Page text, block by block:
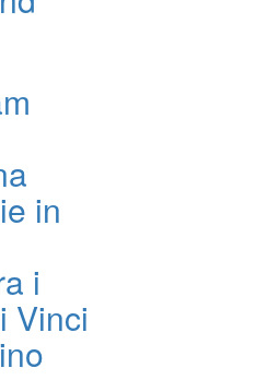
in
i
Vinci